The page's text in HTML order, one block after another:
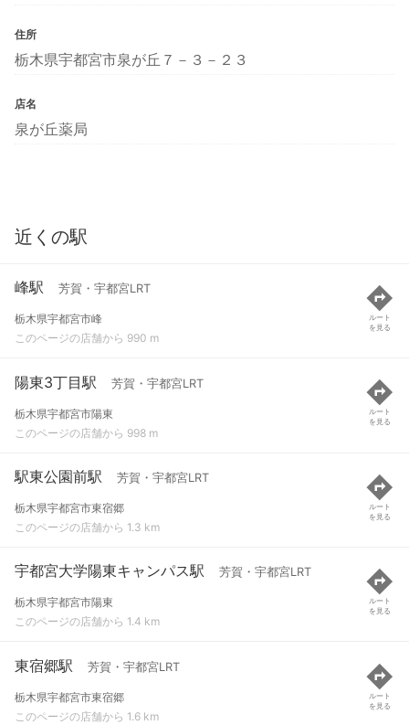
住所
栃木県宇都宮市泉が丘７－３－２３
店名
泉が丘薬局
近くの駅
峰駅 芳賀・宇都宮LRT
栃木県宇都宮市峰
このページの店舗から 990 m
ルート
を見る
陽東3丁目駅 芳賀・宇都宮LRT
栃木県宇都宮市陽東
このページの店舗から 998 m
ルート
を見る
駅東公園前駅 芳賀・宇都宮LRT
栃木県宇都宮市東宿郷
このページの店舗から 1.3 km
ルート
を見る
宇都宮大学陽東キャンパス駅 芳賀・宇都宮LRT
栃木県宇都宮市陽東
このページの店舗から 1.4 km
ルート
を見る
東宿郷駅 芳賀・宇都宮LRT
栃木県宇都宮市東宿郷
このページの店舗から 1.6 km
ルート
を見る